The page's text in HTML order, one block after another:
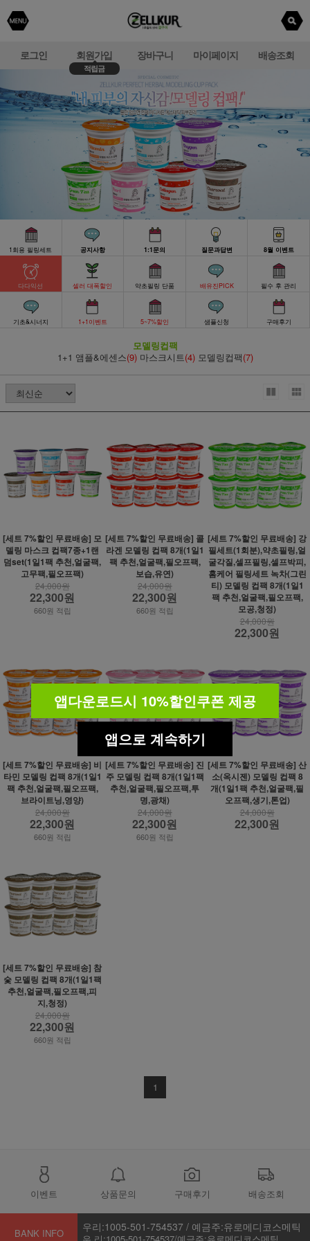
로그인 회원가입
적립금
장바구니 마이페이지 배송조회
1회용 필링세트 공지사항 1:1문의 질문과답변 8월 이벤트
다다익선 셀러 대폭할인 약초필링 단품 배유진PICK 필수 후 관리
기초&시너지 1+1이벤트 5~7%할인 샘플신청 구매후기
모델링컵팩
1+1 앰플&에센스(9) 마스크시트(4) 모델링컵팩(7)
[세트 7%할인 무료배송] 모
델링 마스크 컵팩7종+1랜
덤set(1일1팩 추천,얼굴팩,
고무팩,필오프팩)
24,000원
22,300원
660원 적립
[세트 7%할인 무료배송] 콜
라겐 모델링 컵팩 8개(1일1
팩 추천,얼굴팩,필오프팩,
보습,유연)
24,000원
22,300원
660원 적립
[세트 7%할인 무료배송] 강
필세트(1회분),약초필링,얼
굴각질,셀프필링,셀프박피,
홈케어 필링세트 녹차(그린
티) 모델링 컵팩 8개(1일1
팩 추천,얼굴팩,필오프팩,
모공,청정)
24,000원
22,300원
[세트 7%할인 무료배송] 비
타민 모델링 컵팩 8개(1일1
팩 추천,얼굴팩,필오프팩,
브라이트닝,영양)
24,000원
22,300원
660원 적립
[세트 7%할인 무료배송] 진
주 모델링 컵팩 8개(1일1팩
추천,얼굴팩,필오프팩,투
명,광채)
24,000원
22,300원
660원 적립
[세트 7%할인 무료배송] 산
소(옥시젠) 모델링 컵팩 8
개(1일1팩 추천,얼굴팩,필
오프팩,생기,톤업)
24,000원
22,300원
[세트 7%할인 무료배송] 참
숯 모델링 컵팩 8개(1일1팩
추천,얼굴팩,필오프팩,피
지,청정)
24,000원
22,300원
660원 적립
1
이벤트 상품문의 구매후기 배송조회
BANK INFO 우리:1005-501-754537 / 예금주:유로메디코스메틱
앱다운로드시 10%할인쿠폰 제공
앱으로 계속하기